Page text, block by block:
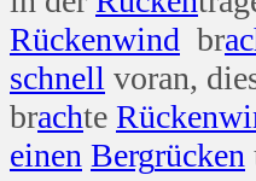
Rückenwind br
schnell voran,
brachte Rücken
einen Bergrücken